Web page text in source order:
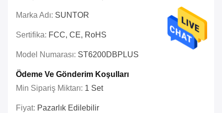
Marka Adı: SUNTOR
Sertifika: FCC, CE, RoHS
Model Numarası: ST6200DBPLUS
Ödeme Ve Gönderim Koşulları
Min Sipariş Miktarı: 1 Set
Fiyat: Pazarlık Edilebilir